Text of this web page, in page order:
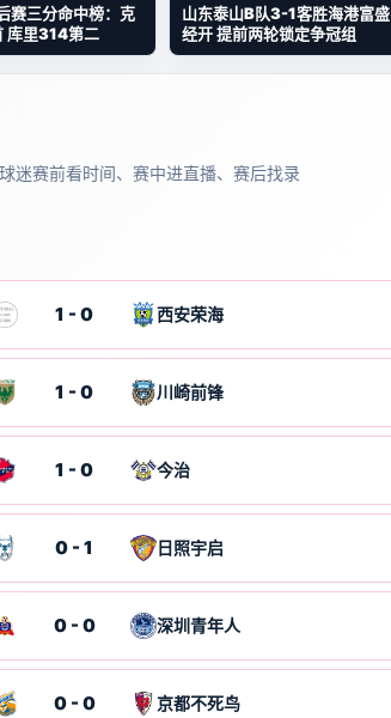
赛三分命中榜：克
库里314第二
山东泰山B队3-1客胜海港富盛
经开 提前两轮锁定争冠组
迷赛前看时间、赛中进直播、赛后找录
1 - 0 西安荣海
1 - 0 川崎前锋
1 - 0 今治
0 - 1 日照宇启
0 - 0 深圳青年人
0 - 0 京都不死鸟